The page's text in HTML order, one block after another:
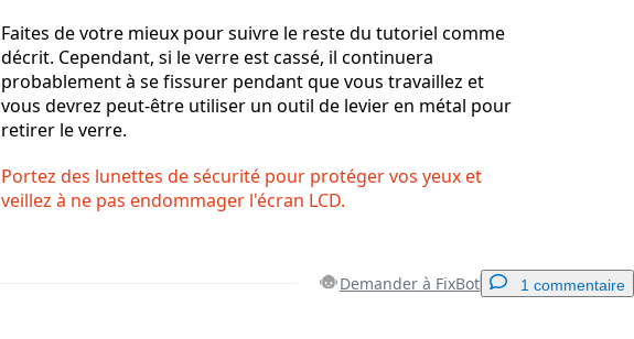
Faites de votre mieux pour suivre le reste du tutoriel comme
décrit. Cependant, si le verre est cassé, il continuera
probablement à se fissurer pendant que vous travaillez et
vous devrez peut-être utiliser un outil de levier en métal pour
retirer le verre.
Portez des lunettes de sécurité pour protéger vos yeux et
veillez à ne pas endommager l'écran LCD.
Demander à FixBot 1 commentaire